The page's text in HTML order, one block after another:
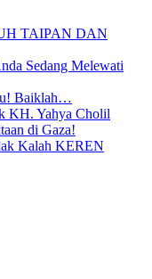
TAIPAN DAN
Sedang Melewati
Baiklah…
KH. Yahya Cholil
di Gaza!
Kalah KEREN